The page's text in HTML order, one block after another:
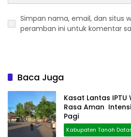
Simpan nama, email, dan situs
peramban ini untuk komentar
Baca Juga
Kasat Lantas IPTU
Rasa Aman
Pagi
Kabupaten Tanah Datar